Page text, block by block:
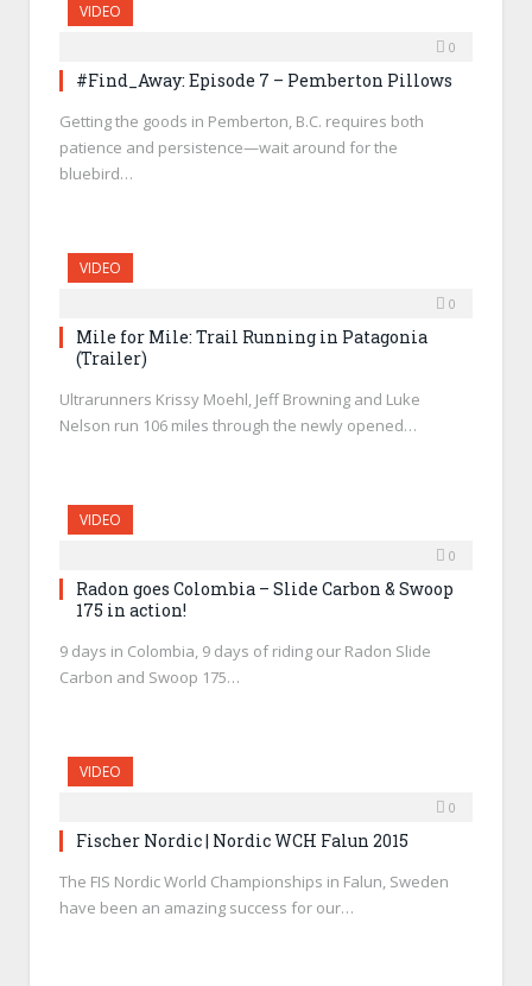
VIDEO
0
#Find_Away: Episode 7 – Pemberton Pillows
Getting the goods in Pemberton, B.C. requires both
patience and persistence—wait around for the
bluebird…
VIDEO
0
Mile for Mile: Trail Running in Patagonia
(Trailer)
Ultrarunners Krissy Moehl, Jeff Browning and Luke
Nelson run 106 miles through the newly opened…
VIDEO
0
Radon goes Colombia – Slide Carbon & Swoop
175 in action!
9 days in Colombia, 9 days of riding our Radon Slide
Carbon and Swoop 175…
VIDEO
0
Fischer Nordic | Nordic WCH Falun 2015
The FIS Nordic World Championships in Falun, Sweden
have been an amazing success for our…